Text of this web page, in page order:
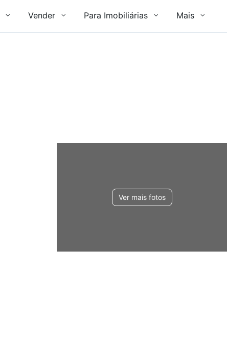
Vender Para Imobiliárias Mais
Ver mais fotos